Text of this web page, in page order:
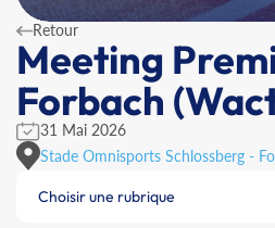
Retour
Meeting
Forbach
31 Mai 2026
Stade Omnisports Schlossberg -
Choisir une rubrique